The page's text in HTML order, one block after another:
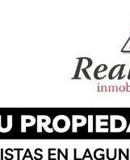
anticovid que
de la casa
siendo
en un particular